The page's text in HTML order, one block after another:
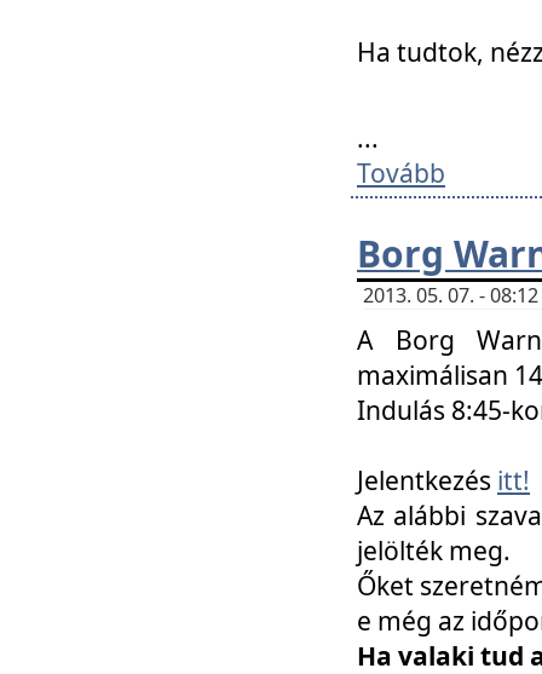
Ha tudtok,
...
Tovább
Borg
2013. 05. 07. -
A Borg
maximálisan
Indulás 8:45-
Jelentkezés itt!
Az alábbi
jelölték meg.
Őket
e még az
Ha valaki tud